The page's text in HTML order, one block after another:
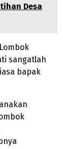
Desa
sangatlah
bapak